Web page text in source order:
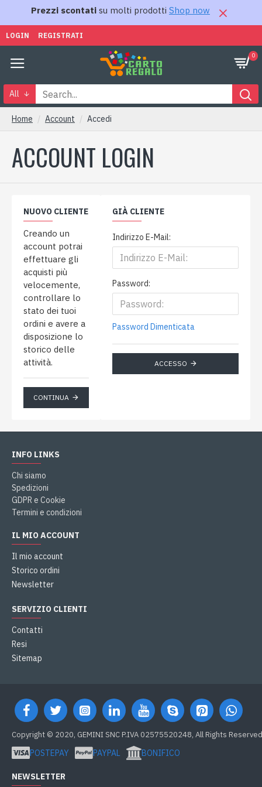
Prezzi scontati su molti prodotti Shop now
LOGIN REGISTRATI
0
All
Home Account Accedi
ACCOUNT LOGIN
NUOVO CLIENTE
Creando un
account potrai
effettuare gli
acquisti più
velocemente,
controllare lo
stato dei tuoi
ordini e avere a
disposizione lo
storico delle
attività.
CONTINUA
GIÀ CLIENTE
Indirizzo E-Mail:
Password:
Password Dimenticata
ACCESSO
INFO LINKS
Chi siamo
Spedizioni
GDPR e Cookie
Termini e condizioni
IL MIO ACCOUNT
Il mio account
Storico ordini
Newsletter
SERVIZIO CLIENTI
Contatti
Resi
Sitemap
Copyright © 2020, GEMINI SNC P.IVA 02575520248, All Rights Reserved
POSTEPAY PAYPAL BONIFICO
NEWSLETTER